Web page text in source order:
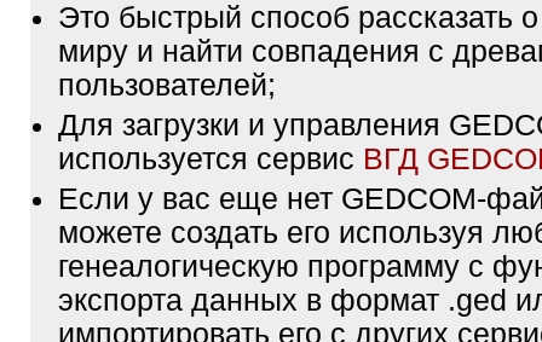
Это быстрый способ рассказать
миру и найти совпадения с
пользователей;
Для загрузки и управления
используется сервис ВГД
Если у вас еще нет GEDCOM-
можете создать его используя
генеалогическую программу с
экспорта данных в формат .ged
импортировать его с других